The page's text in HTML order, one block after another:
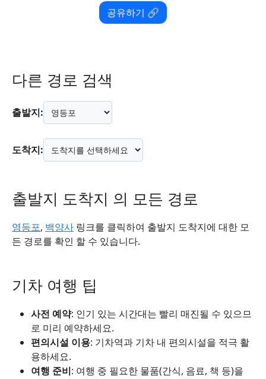
공유하기 🔗
다른 경로 검색
출발지:
도착지:
출발지 도착지 의 모든 경로
영등포, 백양사 링크를 클릭하여 출발지 도착지에 대한 모
든 경로를 확인 할 수 있습니다.
기차 여행 팁
사전 예약: 인기 있는 시간대는 빨리 매진될 수 있으므
로 미리 예약하세요.
편의시설 이용: 기차역과 기차 내 편의시설을 적극 활
용하세요.
여행 준비: 여행 중 필요한 물품(간식, 음료, 책 등)을